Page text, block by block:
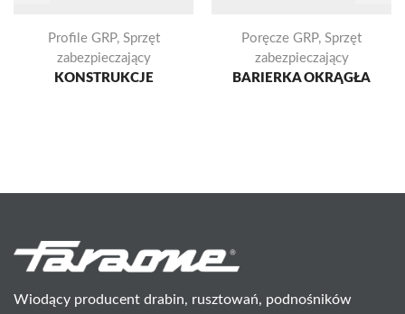
Profile GRP, Sprzęt
zabezpieczający
KONSTRUKCJE
Poręcze GRP, Sprzęt
zabezpieczający
BARIERKA OKRĄGŁA
Wiodący producent drabin, rusztowań, podnośników